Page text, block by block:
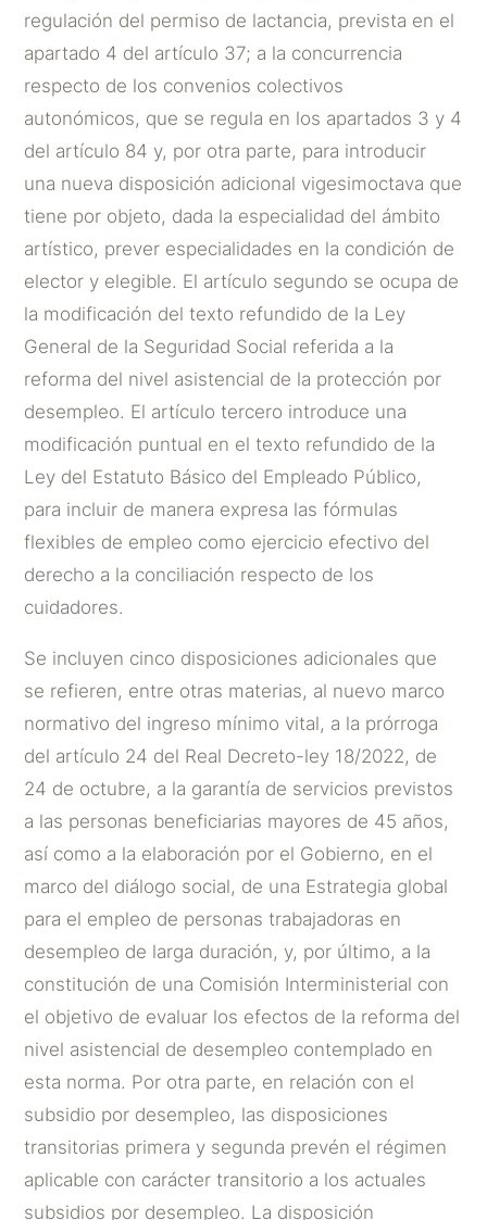
regulación del permiso de lactancia, prevista en el
apartado 4 del artículo 37; a la concurrencia
respecto de los convenios colectivos
autonómicos, que se regula en los apartados 3 y 4
del artículo 84 y, por otra parte, para introducir
una nueva disposición adicional vigesimoctava que
tiene por objeto, dada la especialidad del ámbito
artístico, prever especialidades en la condición de
elector y elegible. El artículo segundo se ocupa de
la modificación del texto refundido de la Ley
General de la Seguridad Social referida a la
reforma del nivel asistencial de la protección por
desempleo. El artículo tercero introduce una
modificación puntual en el texto refundido de la
Ley del Estatuto Básico del Empleado Público,
para incluir de manera expresa las fórmulas
flexibles de empleo como ejercicio efectivo del
derecho a la conciliación respecto de los
cuidadores.
Se incluyen cinco disposiciones adicionales que
se refieren, entre otras materias, al nuevo marco
normativo del ingreso mínimo vital, a la prórroga
del artículo 24 del Real Decreto-ley 18/2022, de
24 de octubre, a la garantía de servicios previstos
a las personas beneficiarias mayores de 45 años,
así como a la elaboración por el Gobierno, en el
marco del diálogo social, de una Estrategia global
para el empleo de personas trabajadoras en
desempleo de larga duración, y, por último, a la
constitución de una Comisión Interministerial con
el objetivo de evaluar los efectos de la reforma del
nivel asistencial de desempleo contemplado en
esta norma. Por otra parte, en relación con el
subsidio por desempleo, las disposiciones
transitorias primera y segunda prevén el régimen
aplicable con carácter transitorio a los actuales
subsidios por desempleo. La disposición